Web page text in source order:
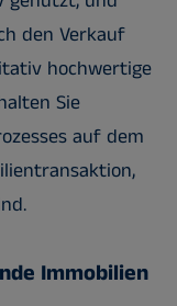
den Verkauf
hochwertige
Sie
auf dem
Immobilien